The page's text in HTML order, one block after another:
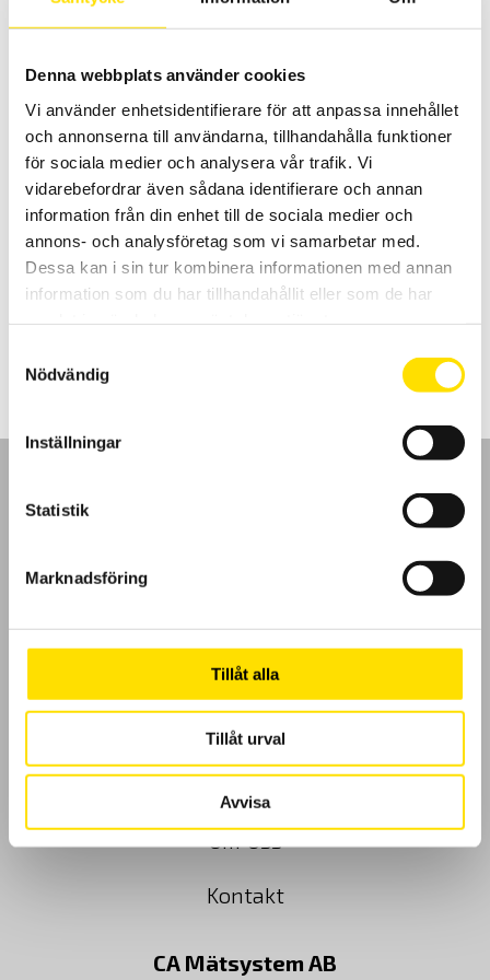
Denna webbplats använder cookies
Vi använder enhetsidentifierare för att anpassa innehållet
och annonserna till användarna, tillhandahålla funktioner
för sociala medier och analysera vår trafik. Vi
vidarebefordrar även sådana identifierare och annan
information från din enhet till de sociala medier och
annons- och analysföretag som vi samarbetar med.
Dessa kan i sin tur kombinera informationen med annan
information som du har tillhandahållit eller som de har
Nödvändig
Inställningar
Statistik
Marknadsföring
Tillåt alla
Tillåt urval
Avvisa
till
GSV 3USB – 2 kanalig lastcellsförstärkare
Lastcellsförstärkaren GSV-3USBx2 från ME Meßsysteme är en
4,500.00kr LÄS MER
Cookies
Klagomål
Kundundersökning
Kontakt
CA Mätsystem AB